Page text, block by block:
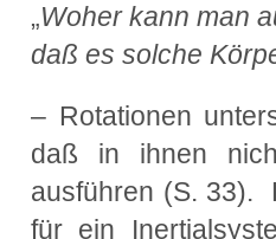
„Woher kann man
daß es solche
– Rotationen
daß in ihnen
ausführen (S. 33).
für ein